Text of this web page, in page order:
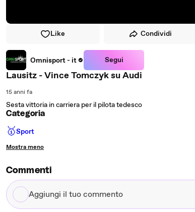
Like Condividi
Omnisport - it Segui
Lausitz - Vince Tomczyk su Audi
15 anni fa
Sesta vittoria in carriera per il pilota tedesco
Categoria
🥇Sport
Mostra meno
Commenti
Aggiungi
il